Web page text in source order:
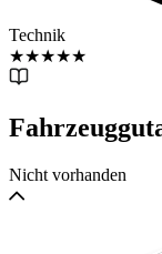
Technik
★★★★★
Nicht vorhanden